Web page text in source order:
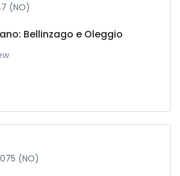
(NO)
Bellinzago e Oleggio
(NO)